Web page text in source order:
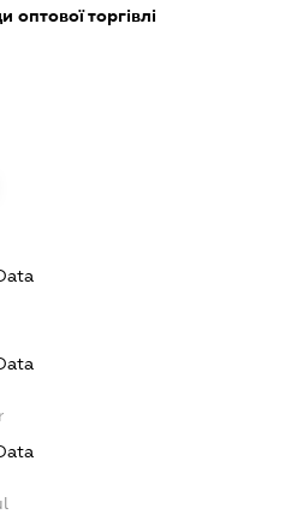
оптової торгівлі